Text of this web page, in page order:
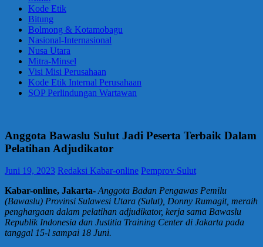
Kode Etik
Bitung
Bolmong & Kotamobagu
Nasional-Internasional
Nusa Utara
Mitra-Minsel
Visi Misi Perusahaan
Kode Etik Internal Perusahaan
SOP Perlindungan Wartawan
Anggota Bawaslu Sulut Jadi Peserta Terbaik Dalam
Pelatihan Adjudikator
Juni 19, 2023 Redaksi Kabar-online Pemprov Sulut
Kabar-online, Jakarta- Anggota Badan Pengawas Pemilu
(Bawaslu) Provinsi Sulawesi Utara (Sulut), Donny Rumagit, meraih
penghargaan dalam pelatihan adjudikator, kerja sama Bawaslu
Republik Indonesia dan Justitia Training Center di Jakarta pada
tanggal 15-l sampai 18 Juni.